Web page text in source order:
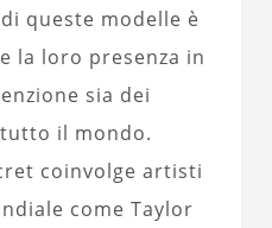
queste modelle è
la loro presenza in
sia dei
il mondo.
coinvolge artisti
come Taylor